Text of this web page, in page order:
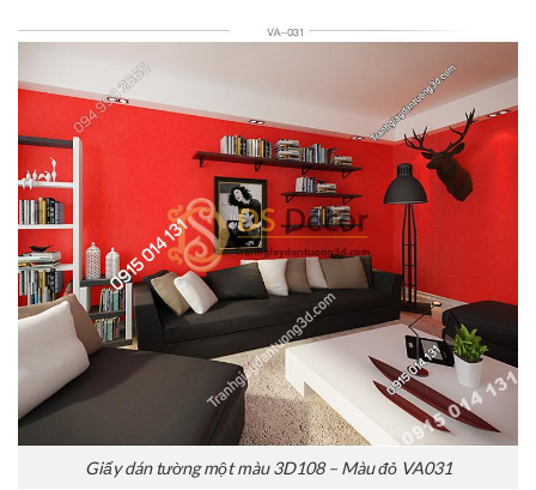
Giấy dán tường một màu 3D108 – Màu đỏ VA031